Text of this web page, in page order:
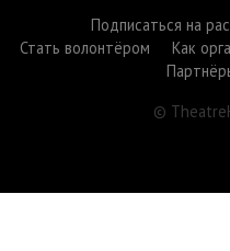
Подписаться на
Стать волонтёром
Как
©